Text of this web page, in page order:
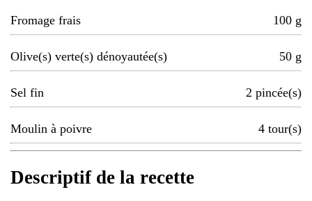
Fromage frais 100 g
Olive(s) verte(s) dénoyautée(s) 50 g
Sel fin 2 pincée(s)
Moulin à poivre 4 tour(s)
Descriptif de la recette